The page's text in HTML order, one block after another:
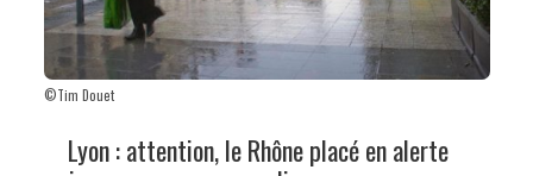
©Tim Douet
Lyon : attention, le Rhône placé en alerte